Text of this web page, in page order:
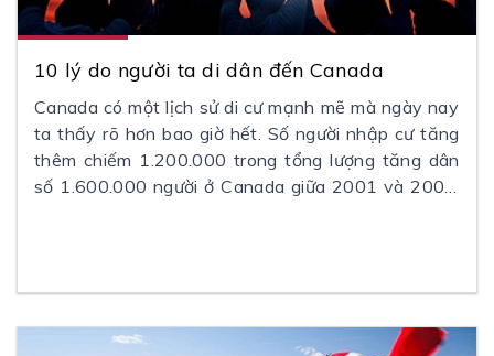
10 lý do người ta di dân đến Canada
Canada có một lịch sử di cư mạnh mẽ mà ngày nay
ta thấy rõ hơn bao giờ hết. Số người nhập cư tăng
thêm chiếm 1.200.000 trong tổng lượng tăng dân
số 1.600.000 người ở Canada giữa 2001 và 2006.